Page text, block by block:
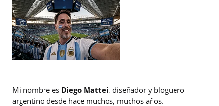
Mi nombre es Diego Mattei, diseñador y bloguero
argentino desde hace muchos, muchos años.